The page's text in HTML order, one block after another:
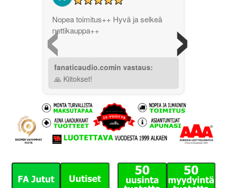
‹
Nopea toimitus++ Hyvä ja selkeä
nettikauppa++
fanaticaudio.comin vastaus:
🙏 Kiitokset!
›